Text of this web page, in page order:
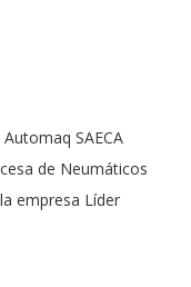
SAECA
de Neumáticos
empresa Líder